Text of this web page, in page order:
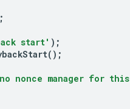
;
start' );
();
nonce manager for